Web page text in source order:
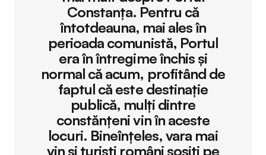
Constanța. Pentru că
întotdeauna, mai ales în
perioada comunistă, Portul
era în întregime închis și
normal că acum, profitând de
faptul că este destinație
publică, mulți dintre
constănțeni vin în aceste
locuri. Bineînțeles, vara mai
vin și turiști români sosiți pe